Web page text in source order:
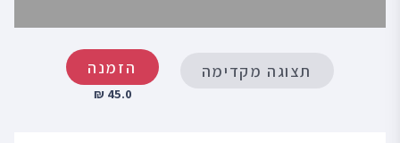
תצוגה מקדימה הזמנה
45.0 ₪